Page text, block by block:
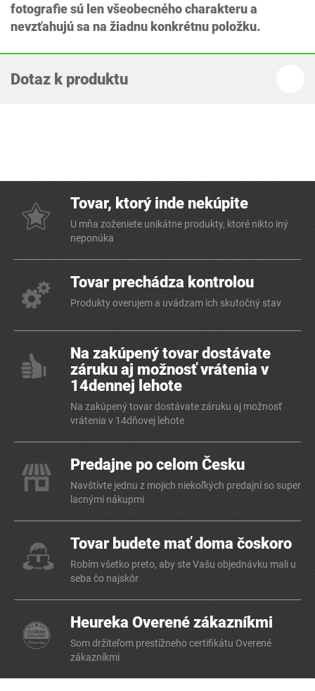
fotografie sú len všeobecného charakteru a
nevzťahujú sa na žiadnu konkrétnu položku.
Dotaz k produktu
Tovar, ktorý inde nekúpite
U mňa zoženiete unikátne produkty, ktoré nikto iný
neponúka
Tovar prechádza kontrolou
Produkty overujem a uvádzam ich skutočný stav
Na zakúpený tovar dostávate
záruku aj možnosť vrátenia v
14dennej lehote
Na zakúpený tovar dostávate záruku aj možnosť
vrátenia v 14dňovej lehote
Predajne po celom Česku
Navštívte jednu z mojich niekoľkých predajní so super
lacnými nákupmi
Tovar budete mať doma čoskoro
Robím všetko preto, aby ste Vašu objednávku mali u
seba čo najskôr
Heureka Overené zákazníkmi
Som držiteľom prestížneho certifikátu Overené
zákazníkmi